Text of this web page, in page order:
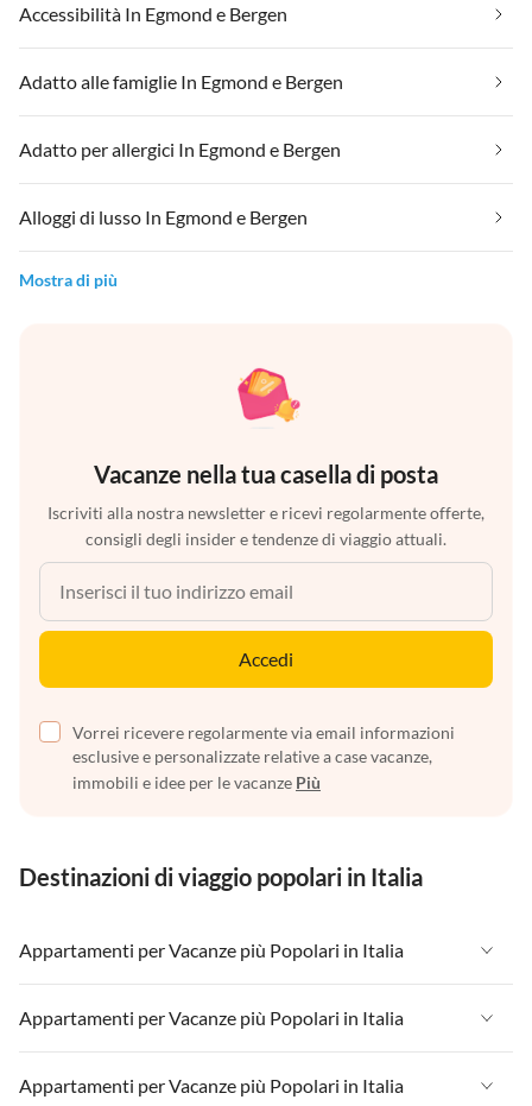
Accessibilità In Egmond e Bergen
Adatto alle famiglie In Egmond e Bergen
Adatto per allergici In Egmond e Bergen
Alloggi di lusso In Egmond e Bergen
Mostra di più
Vacanze nella tua casella di posta
Iscriviti alla nostra newsletter e ricevi regolarmente offerte,
consigli degli insider e tendenze di viaggio attuali.
Accedi
Vorrei ricevere regolarmente via email informazioni
esclusive e personalizzate relative a case vacanze,
immobili e idee per le vacanze Più
Destinazioni di viaggio popolari in Italia
Appartamenti per Vacanze più Popolari in Italia
Appartamenti per Vacanze in Italia
Appartamenti per Vacanze in Liguria
Appartamenti per Vacanze in Lombardia
Appartamenti per Vacanze più Popolari in Italia
Appartamenti per Vacanze in Italia
Appartamenti per Vacanze più Popolari in Italia